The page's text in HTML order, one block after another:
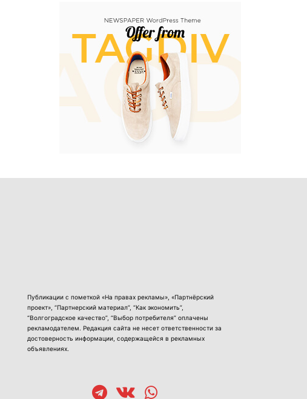
Публикации с пометкой «На правах рекламы», «Партнёрский
проект», “Партнерский материал”, “Как экономить”,
“Волгоградское качество”, “Выбор потребителя” оплачены
рекламодателем. Редакция сайта не несет ответственности за
достоверность информации, содержащейся в рекламных
объявлениях.